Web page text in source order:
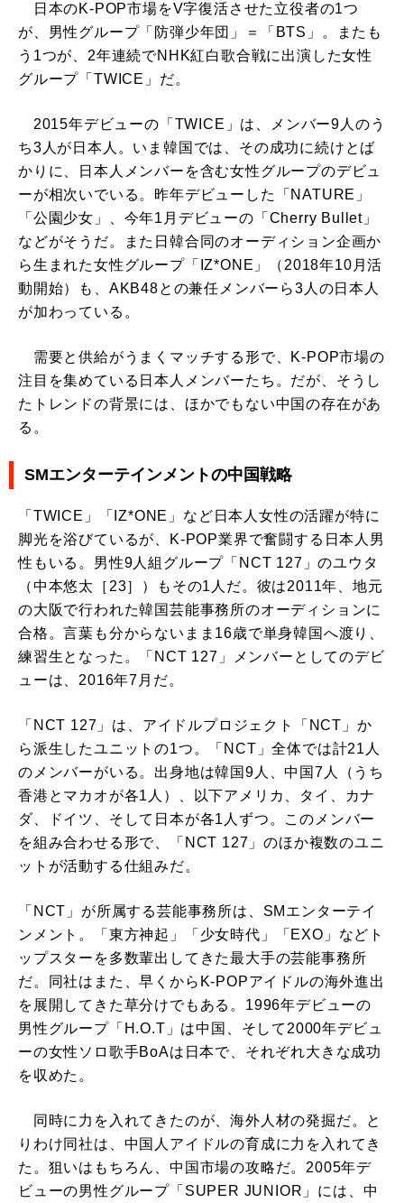
日本のK-POP市場をV字復活させた立役者の1つ
が、男性グループ「防弾少年団」＝「BTS」。またも
う1つが、2年連続でNHK紅白歌合戦に出演した女性
グループ「TWICE」だ。
2015年デビューの「TWICE」は、メンバー9人のう
ち3人が日本人。いま韓国では、その成功に続けとば
かりに、日本人メンバーを含む女性グループのデビュ
ーが相次いでいる。昨年デビューした「NATURE」
「公園少女」、今年1月デビューの「Cherry Bullet」
などがそうだ。また日韓合同のオーディション企画か
ら生まれた女性グループ「IZ*ONE」（2018年10月活
動開始）も、AKB48との兼任メンバーら3人の日本人
が加わっている。
需要と供給がうまくマッチする形で、K-POP市場の
注目を集めている日本人メンバーたち。だが、そうし
たトレンドの背景には、ほかでもない中国の存在があ
る。
SMエンターテインメントの中国戦略
「TWICE」「IZ*ONE」など日本人女性の活躍が特に
脚光を浴びているが、K-POP業界で奮闘する日本人男
性もいる。男性9人組グループ「NCT 127」のユウタ
（中本悠太［23］）もその1人だ。彼は2011年、地元
の大阪で行われた韓国芸能事務所のオーディションに
合格。言葉も分からないまま16歳で単身韓国へ渡り、
練習生となった。「NCT 127」メンバーとしてのデビ
ューは、2016年7月だ。
「NCT 127」は、アイドルプロジェクト「NCT」か
ら派生したユニットの1つ。「NCT」全体では計21人
のメンバーがいる。出身地は韓国9人、中国7人（うち
香港とマカオが各1人）、以下アメリカ、タイ、カナ
ダ、ドイツ、そして日本が各1人ずつ。このメンバー
を組み合わせる形で、「NCT 127」のほか複数のユニ
ットが活動する仕組みだ。
「NCT」が所属する芸能事務所は、SMエンターテイ
ンメント。「東方神起」「少女時代」「EXO」などト
ップスターを多数輩出してきた最大手の芸能事務所
だ。同社はまた、早くからK-POPアイドルの海外進出
を展開してきた草分けでもある。1996年デビューの
男性グループ「H.O.T」は中国、そして2000年デビュ
ーの女性ソロ歌手BoAは日本で、それぞれ大きな成功
を収めた。
同時に力を入れてきたのが、海外人材の発掘だ。と
りわけ同社は、中国人アイドルの育成に力を入れてき
た。狙いはもちろん、中国市場の攻略だ。2005年デ
ビューの男性グループ「SUPER JUNIOR」には、中